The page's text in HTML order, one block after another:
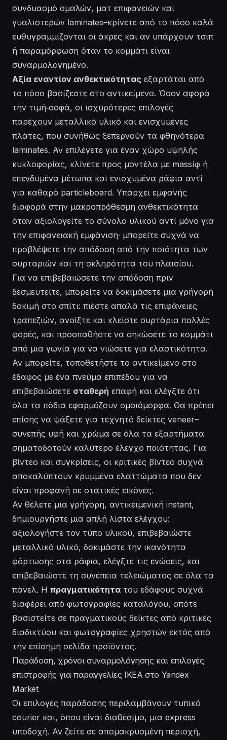
συνδυασμό ομαλών, ματ επιφανειών και
γυαλιστερών laminates–κρίνετε από το πόσο καλά
ευθυγραμμίζονται οι άκρες και αν υπάρχουν τσιπ
ή παραμόρφωση όταν το κομμάτι είναι
συναρμολογημένο.
Αξία εναντίον ανθεκτικότητας εξαρτάται από
το πόσο βασίζεστε στο αντικείμενο. Όσον αφορά
την τιμή‑σοφά, οι ισχυρότερες επιλογές
παρέχουν μεταλλικό υλικό και ενισχυμένες
πλάτες, που συνήθως ξεπερνούν τα φθηνότερα
laminates. Αν επιλέγετε για έναν χώρο υψηλής
κυκλοφορίας, κλίνετε προς μοντέλα με massίφ ή
επενδυμένα μέτωπα και ενισχυμένα ράφια αντί
για καθαρό particleboard. Υπάρχει εμφανής
διαφορά στην μακροπρόθεσμη ανθεκτικότητα
όταν αξιολογείτε το σύνολο υλικού αντί μόνο για
την επιφανειακή εμφάνιση· μπορείτε συχνά να
προβλέψετε την απόδοση από την ποιότητα των
συρταριών και τη σκληρότητα του πλαισίου.
Για να επιβεβαιώσετε την απόδοση πριν
δεσμευτείτε, μπορείτε να δοκιμάσετε μια γρήγορη
δοκιμή στο σπίτι: πιέστε απαλά τις επιφάνειες
τραπεζιών, ανοίξτε και κλείστε συρτάρια πολλές
φορές, και προσπαθήστε να σηκώσετε το κομμάτι
από μια γωνία για να νιώσετε για ελαστικότητα.
Αν μπορείτε, τοποθετήστε το αντικείμενο στο
έδαφος με ένα πνεύμα επιπέδου για να
επιβεβαιώσετε σταθερή επαφή και ελέγξτε ότι
όλα τα πόδια εφαρμόζουν ομοιόμορφα. Θα πρέπει
επίσης να ψάξετε για τεχνητό δείκτες veneer–
συνεπής υφή και χρώμα σε όλα τα εξαρτήματα
σηματοδοτούν καλύτερο έλεγχο ποιότητας. Για
βίντεο και συγκρίσεις, οι κριτικές βίντεο συχνά
αποκαλύπτουν κρυμμένα ελαττώματα που δεν
είναι προφανή σε στατικές εικόνες.
Αν θέλετε μια γρήγορη, αντικειμενική instant,
δημιουργήστε μια απλή λίστα ελέγχου:
αξιολογήστε τον τύπο υλικού, επιβεβαιώστε
μεταλλικό υλικό, δοκιμάστε την ικανότητα
φόρτωσης στα ράφια, ελέγξτε τις ενώσεις, και
επιβεβαιώστε τη συνέπεια τελειώματος σε όλα τα
πάνελ. Η πραγματικότητα του εδάφους συχνά
διαφέρει από φωτογραφίες καταλόγου, οπότε
βασιστείτε σε πραγματικούς δείκτες από κριτικές
διαδικτύου και φωτογραφίες χρηστών εκτός από
την επίσημη σελίδα προϊόντος.
Παράδοση, χρόνοι συναρμολόγησης και επιλογές
επιστροφής για παραγγελίες IKEA στο Yandex
Market
Οι επιλογές παράδοσης περιλαμβάνουν τυπικό
courier και, όπου είναι διαθέσιμο, μια express
υποδοχή. Αν ζείτε σε απομακρυσμένη περιοχή,